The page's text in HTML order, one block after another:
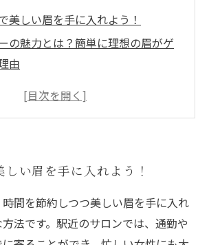
美しい眉を手に入れよう！
の魅力とは？簡単に理想の眉がゲ
由
近サロンの選び方
ターケアとは？眉毛タトゥーを長
訣
い眉を手に入れよう！
間を節約しつつ美しい眉を手に入れ
法です。駅近のサロンでは、通勤や